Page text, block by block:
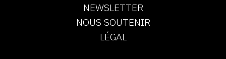
NEWSLETTER
NOUS SOUTENIR
LÉGAL